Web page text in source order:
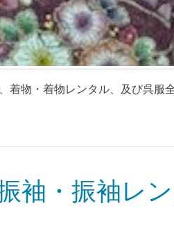
着物・着物レンタル、及び呉
袖・振袖レ